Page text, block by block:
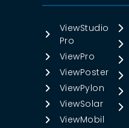
ViewStudio
Pro
ViewPro
ViewPoster
ViewPylon
ViewSolar
ViewMobil